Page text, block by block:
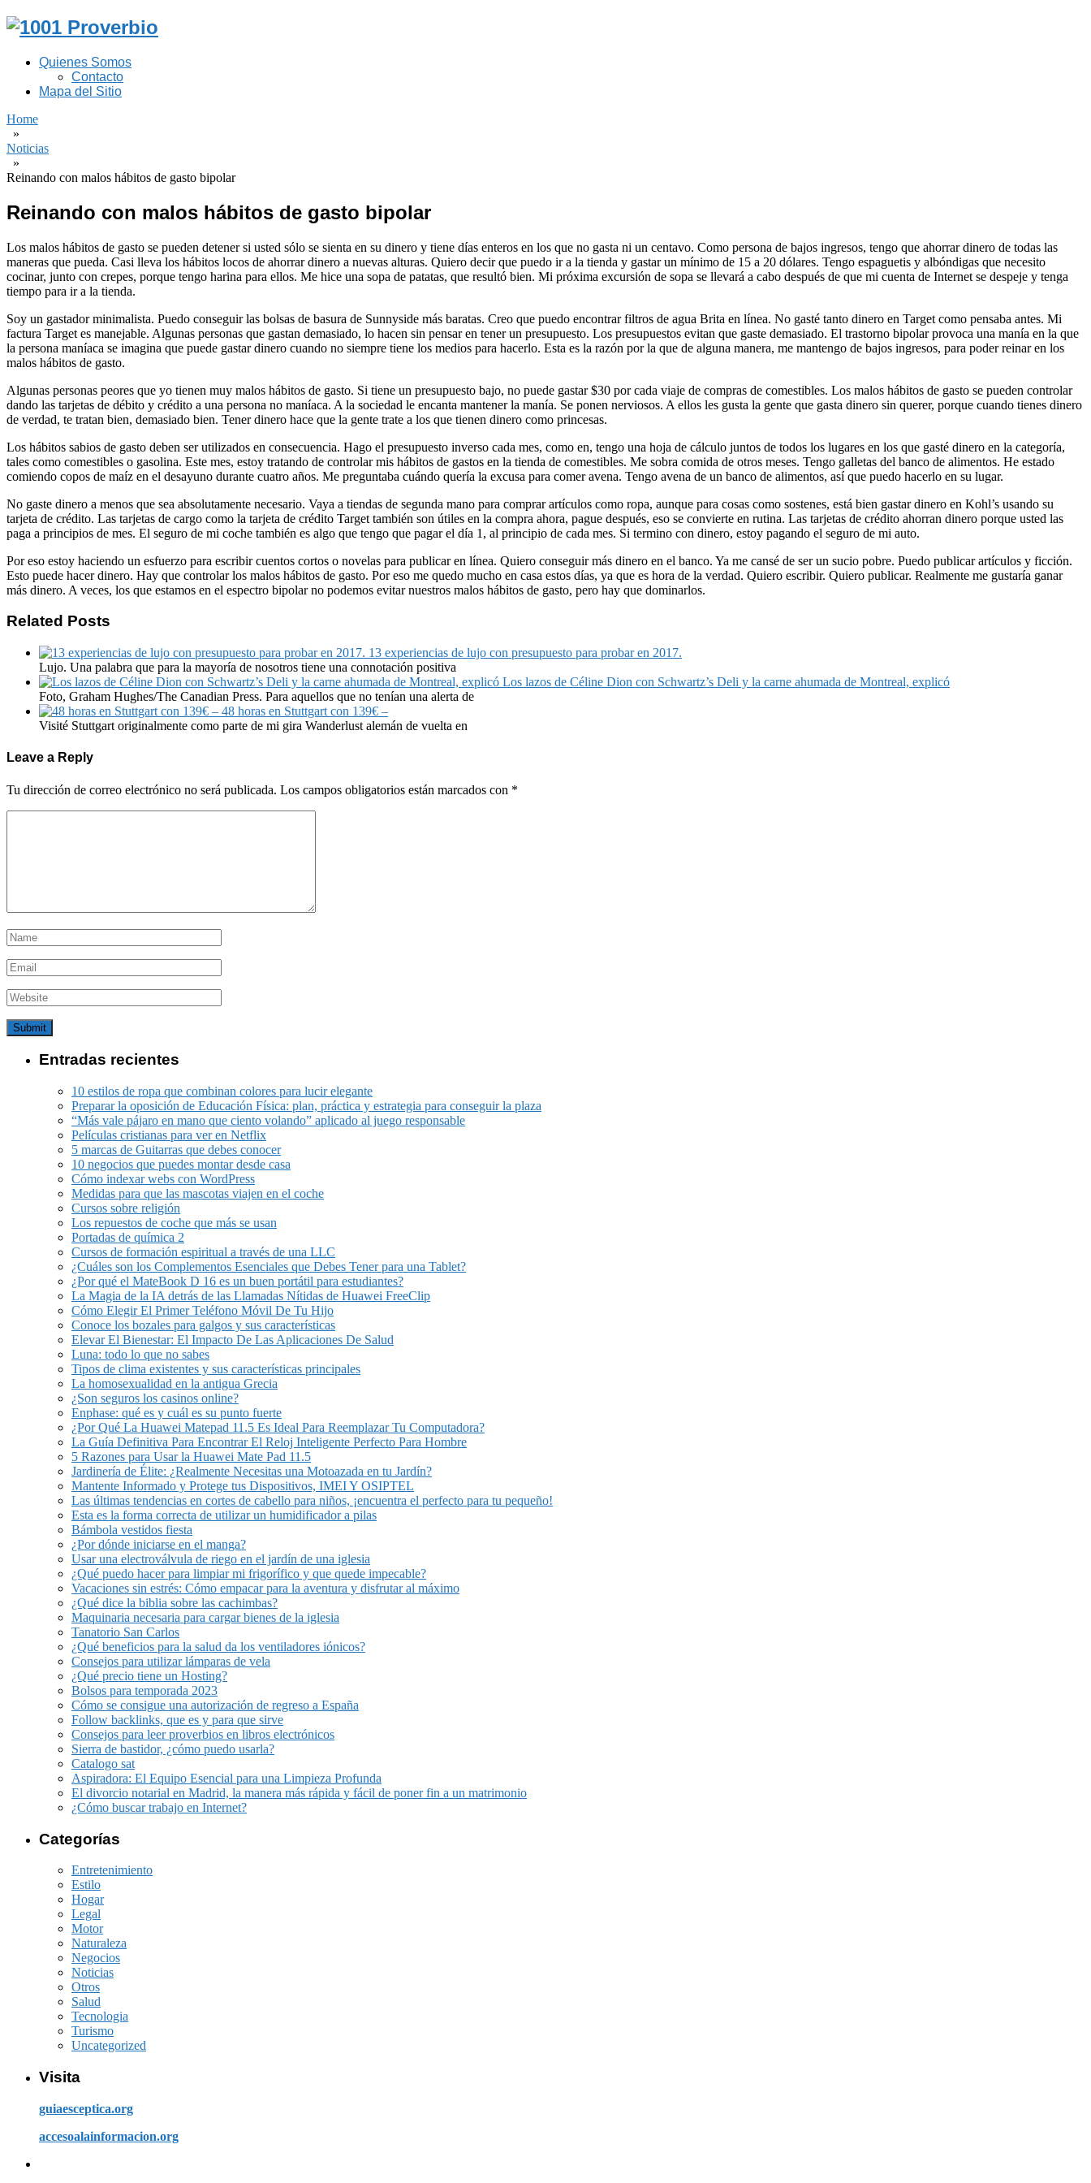
Quienes Somos
Contacto
Mapa del Sitio
Home
»
Noticias
»
Reinando con malos hábitos de gasto bipolar
Reinando con malos hábitos de gasto bipolar
Los malos hábitos de gasto se pueden detener si usted sólo se sienta en su dinero y tiene días enteros en los que no gasta ni un centavo. Como persona de bajos ingresos, tengo que ahorrar dinero de todas las
maneras que pueda. Casi lleva los hábitos locos de ahorrar dinero a nuevas alturas. Quiero decir que puedo ir a la tienda y gastar un mínimo de 15 a 20 dólares. Tengo espaguetis y albóndigas que necesito
cocinar, junto con crepes, porque tengo harina para ellos. Me hice una sopa de patatas, que resultó bien. Mi próxima excursión de sopa se llevará a cabo después de que mi cuenta de Internet se despeje y tenga
tiempo para ir a la tienda.
Soy un gastador minimalista. Puedo conseguir las bolsas de basura de Sunnyside más baratas. Creo que puedo encontrar filtros de agua Brita en línea. No gasté tanto dinero en Target como pensaba antes. Mi
factura Target es manejable. Algunas personas que gastan demasiado, lo hacen sin pensar en tener un presupuesto. Los presupuestos evitan que gaste demasiado. El trastorno bipolar provoca una manía en la que
la persona maníaca se imagina que puede gastar dinero cuando no siempre tiene los medios para hacerlo. Esta es la razón por la que de alguna manera, me mantengo de bajos ingresos, para poder reinar en los
malos hábitos de gasto.
Algunas personas peores que yo tienen muy malos hábitos de gasto. Si tiene un presupuesto bajo, no puede gastar $30 por cada viaje de compras de comestibles. Los malos hábitos de gasto se pueden controlar
dando las tarjetas de débito y crédito a una persona no maníaca. A la sociedad le encanta mantener la manía. Se ponen nerviosos. A ellos les gusta la gente que gasta dinero sin querer, porque cuando tienes dinero
de verdad, te tratan bien, demasiado bien. Tener dinero hace que la gente trate a los que tienen dinero como princesas.
Los hábitos sabios de gasto deben ser utilizados en consecuencia. Hago el presupuesto inverso cada mes, como en, tengo una hoja de cálculo juntos de todos los lugares en los que gasté dinero en la categoría,
tales como comestibles o gasolina. Este mes, estoy tratando de controlar mis hábitos de gastos en la tienda de comestibles. Me sobra comida de otros meses. Tengo galletas del banco de alimentos. He estado
comiendo copos de maíz en el desayuno durante cuatro años. Me preguntaba cuándo quería la excusa para comer avena. Tengo avena de un banco de alimentos, así que puedo hacerlo en su lugar.
No gaste dinero a menos que sea absolutamente necesario. Vaya a tiendas de segunda mano para comprar artículos como ropa, aunque para cosas como sostenes, está bien gastar dinero en Kohl’s usando su
tarjeta de crédito. Las tarjetas de cargo como la tarjeta de crédito Target también son útiles en la compra ahora, pague después, eso se convierte en rutina. Las tarjetas de crédito ahorran dinero porque usted las
paga a principios de mes. El seguro de mi coche también es algo que tengo que pagar el día 1, al principio de cada mes. Si termino con dinero, estoy pagando el seguro de mi auto.
Por eso estoy haciendo un esfuerzo para escribir cuentos cortos o novelas para publicar en línea. Quiero conseguir más dinero en el banco. Ya me cansé de ser un sucio pobre. Puedo publicar artículos y ficción.
Esto puede hacer dinero. Hay que controlar los malos hábitos de gasto. Por eso me quedo mucho en casa estos días, ya que es hora de la verdad. Quiero escribir. Quiero publicar. Realmente me gustaría ganar
más dinero. A veces, los que estamos en el espectro bipolar no podemos evitar nuestros malos hábitos de gasto, pero hay que dominarlos.
Related Posts
13 experiencias de lujo con presupuesto para probar en 2017.
Lujo. Una palabra que para la mayoría de nosotros tiene una connotación positiva
Los lazos de Céline Dion con Schwartz’s Deli y la carne ahumada de Montreal, explicó
Foto, Graham Hughes/The Canadian Press. Para aquellos que no tenían una alerta de
48 horas en Stuttgart con 139€ –
Visité Stuttgart originalmente como parte de mi gira Wanderlust alemán de vuelta en
Leave a Reply
Tu dirección de correo electrónico no será publicada. Los campos obligatorios están marcados con *
Entradas recientes
10 estilos de ropa que combinan colores para lucir elegante
Preparar la oposición de Educación Física: plan, práctica y estrategia para conseguir la plaza
“Más vale pájaro en mano que ciento volando” aplicado al juego responsable
Películas cristianas para ver en Netflix
5 marcas de Guitarras que debes conocer
10 negocios que puedes montar desde casa
Cómo indexar webs con WordPress
Medidas para que las mascotas viajen en el coche
Cursos sobre religión
Los repuestos de coche que más se usan
Portadas de química 2
Cursos de formación espiritual a través de una LLC
¿Cuáles son los Complementos Esenciales que Debes Tener para una Tablet?
¿Por qué el MateBook D 16 es un buen portátil para estudiantes?
La Magia de la IA detrás de las Llamadas Nítidas de Huawei FreeClip
Cómo Elegir El Primer Teléfono Móvil De Tu Hijo
Conoce los bozales para galgos y sus características
Elevar El Bienestar: El Impacto De Las Aplicaciones De Salud
Luna: todo lo que no sabes
Tipos de clima existentes y sus características principales
La homosexualidad en la antigua Grecia
¿Son seguros los casinos online?
Enphase: qué es y cuál es su punto fuerte
¿Por Qué La Huawei Matepad 11.5 Es Ideal Para Reemplazar Tu Computadora?
La Guía Definitiva Para Encontrar El Reloj Inteligente Perfecto Para Hombre
5 Razones para Usar la Huawei Mate Pad 11.5
Jardinería de Élite: ¿Realmente Necesitas una Motoazada en tu Jardín?
Mantente Informado y Protege tus Dispositivos, IMEI Y OSIPTEL
Las últimas tendencias en cortes de cabello para niños, ¡encuentra el perfecto para tu pequeño!
Esta es la forma correcta de utilizar un humidificador a pilas
Bámbola vestidos fiesta
¿Por dónde iniciarse en el manga?
Usar una electroválvula de riego en el jardín de una iglesia
¿Qué puedo hacer para limpiar mi frigorífico y que quede impecable?
Vacaciones sin estrés: Cómo empacar para la aventura y disfrutar al máximo
¿Qué dice la biblia sobre las cachimbas?
Maquinaria necesaria para cargar bienes de la iglesia
Tanatorio San Carlos
¿Qué beneficios para la salud da los ventiladores iónicos?
Consejos para utilizar lámparas de vela
¿Qué precio tiene un Hosting?
Bolsos para temporada 2023
Cómo se consigue una autorización de regreso a España
Follow backlinks, que es y para que sirve
Consejos para leer proverbios en libros electrónicos
Sierra de bastidor, ¿cómo puedo usarla?
Catalogo sat
Aspiradora: El Equipo Esencial para una Limpieza Profunda
El divorcio notarial en Madrid, la manera más rápida y fácil de poner fin a un matrimonio
¿Cómo buscar trabajo en Internet?
Categorías
Entretenimiento
Estilo
Hogar
Legal
Motor
Naturaleza
Negocios
Noticias
Otros
Salud
Tecnologia
Turismo
Uncategorized
Visita
guiaesceptica.org
accesoalainformacion.org